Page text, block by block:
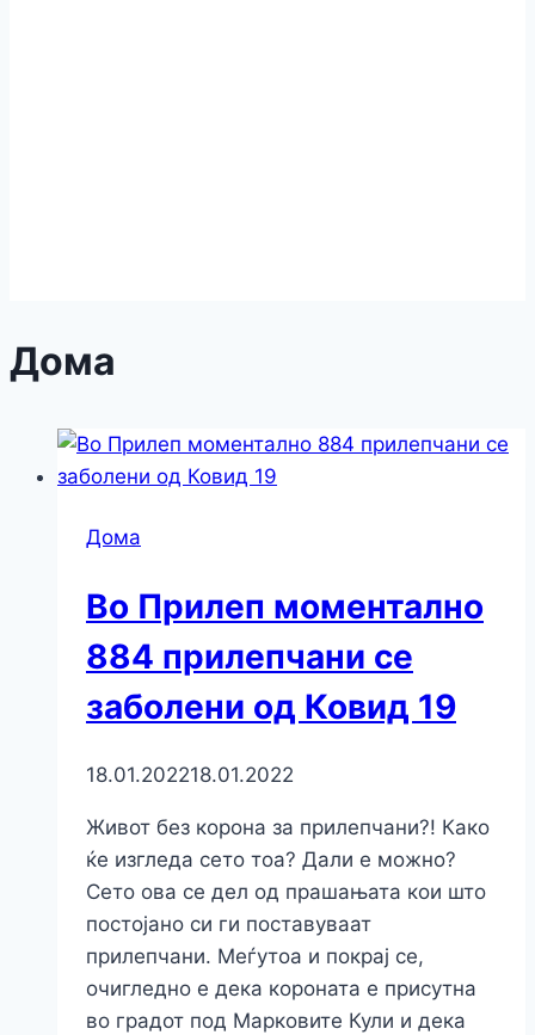
Дома
Дома
Во Прилеп моментално
884 прилепчани се
заболени од Ковид 19
18.01.202218.01.2022
Живот без корона за прилепчани?! Како
ќе изгледа сето тоа? Дали е можно?
Сето ова се дел од прашањата кои што
постојано си ги поставуваат
прилепчани. Меѓутоа и покрај се,
очигледно е дека короната е присутна
во градот под Марковите Кули и дека